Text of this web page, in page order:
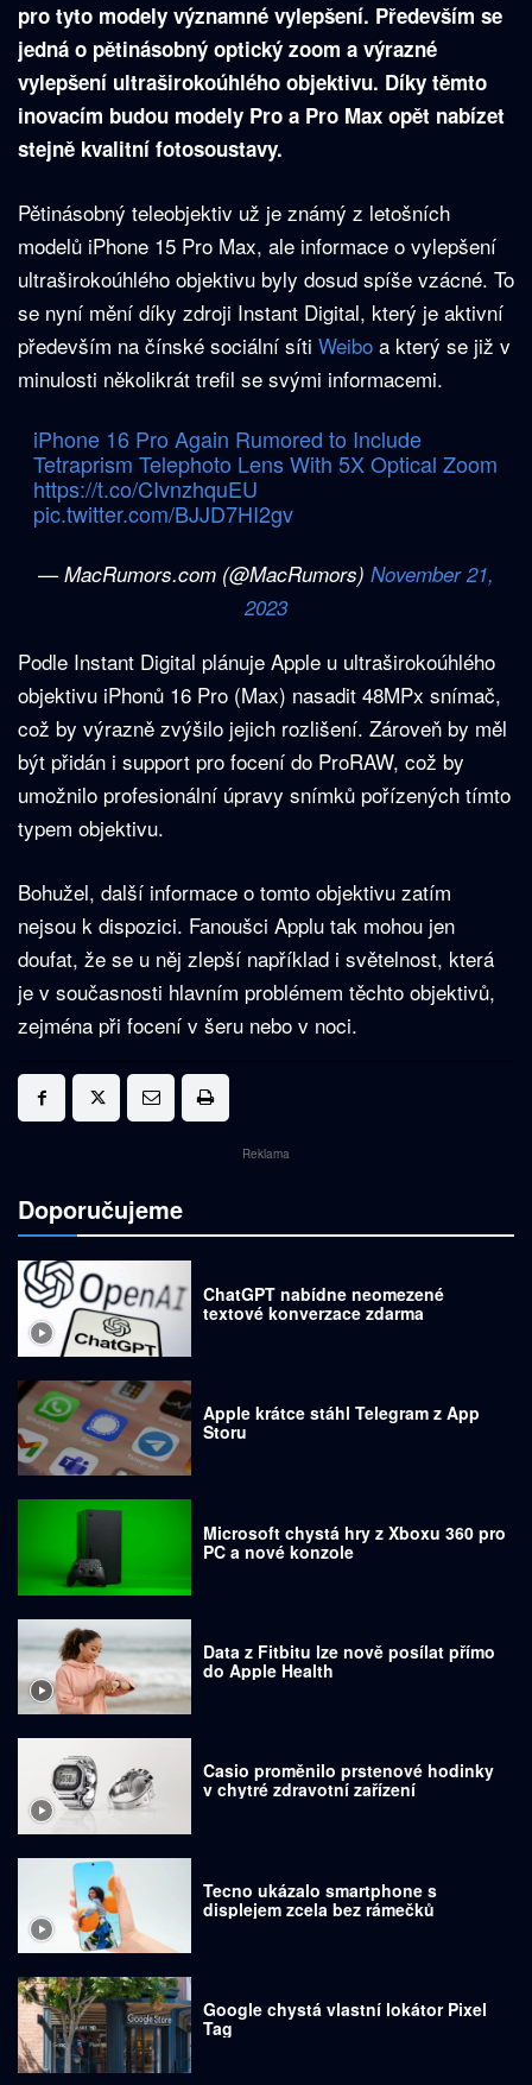
pro tyto modely významné vylepšení. Především se
jedná o pětinásobný optický zoom a výrazné
vylepšení ultraširokoúhlého objektivu. Díky těmto
inovacím budou modely Pro a Pro Max opět nabízet
stejně kvalitní fotosoustavy.
Pětinásobný teleobjektiv už je známý z letošních
modelů iPhone 15 Pro Max, ale informace o vylepšení
ultraširokoúhlého objektivu byly dosud spíše vzácné. To
se nyní mění díky zdroji Instant Digital, který je aktivní
především na čínské sociální síti Weibo a který se již v
minulosti několikrát trefil se svými informacemi.
iPhone 16 Pro Again Rumored to Include
Tetraprism Telephoto Lens With 5X Optical Zoom
https://t.co/CIvnzhquEU
pic.twitter.com/BJJD7HI2gv
— MacRumors.com (@MacRumors) November 21,
2023
Podle Instant Digital plánuje Apple u ultraširokoúhlého
objektivu iPhonů 16 Pro (Max) nasadit 48MPx snímač,
což by výrazně zvýšilo jejich rozlišení. Zároveň by měl
být přidán i support pro focení do ProRAW, což by
umožnilo profesionální úpravy snímků pořízených tímto
typem objektivu.
Bohužel, další informace o tomto objektivu zatím
nejsou k dispozici. Fanoušci Applu tak mohou jen
doufat, že se u něj zlepší například i světelnost, která
je v současnosti hlavním problémem těchto objektivů,
zejména při focení v šeru nebo v noci.
Reklama
Doporučujeme
ChatGPT nabídne neomezené
textové konverzace zdarma
Apple krátce stáhl Telegram z App
Storu
Microsoft chystá hry z Xboxu 360 pro
PC a nové konzole
Data z Fitbitu lze nově posílat přímo
do Apple Health
Casio proměnilo prstenové hodinky
v chytré zdravotní zařízení
Tecno ukázalo smartphone s
displejem zcela bez rámečků
Google chystá vlastní lokátor Pixel
Tag